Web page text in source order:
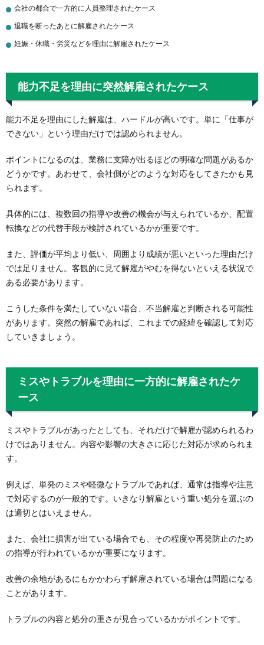
会社の都合で一方的に人員整理されたケース
退職を断ったあとに解雇されたケース
妊娠・休職・労災などを理由に解雇されたケース
能力不足を理由に突然解雇されたケース
能力不足を理由にした解雇は、ハードルが高いです。単に「仕事が
できない」という理由だけでは認められません。
ポイントになるのは、業務に支障が出るほどの明確な問題があるか
どうかです。あわせて、会社側がどのような対応をしてきたかも見
られます。
具体的には、複数回の指導や改善の機会が与えられているか、配置
転換などの代替手段が検討されているかが重要です。
また、評価が平均より低い、周囲より成績が悪いといった理由だけ
では足りません。客観的に見て解雇がやむを得ないといえる状況で
ある必要があります。
こうした条件を満たしていない場合、不当解雇と判断される可能性
があります。突然の解雇であれば、これまでの経緯を確認して対応
していきましょう。
ミスやトラブルを理由に一方的に解雇されたケ
ース
ミスやトラブルがあったとしても、それだけで解雇が認められるわ
けではありません。内容や影響の大きさに応じた対応が求められま
す。
例えば、単発のミスや軽微なトラブルであれば、通常は指導や注意
で対応するのが一般的です。いきなり解雇という重い処分を選ぶの
は適切とはいえません。
また、会社に損害が出ている場合でも、その程度や再発防止のため
の指導が行われているかが重要になります。
改善の余地があるにもかかわらず解雇されている場合は問題になる
ことがあります。
トラブルの内容と処分の重さが見合っているかがポイントです。